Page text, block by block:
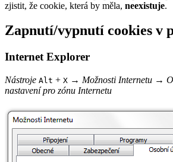
zjistit, že cookie, která by měla, neexistuje.
Zapnutí/vypnutí cookies v
Internet Explorer
Nástroje Alt + X → Možnosti Internetu →
nastavení pro zónu Internetu